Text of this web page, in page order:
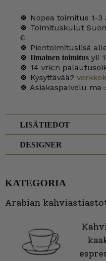
🍀 Nopea toimitus 1-3
🍀 Toimituskulut
€
🍀 Pientoimituslisä
🍀 Ilmainen toimitus yli
🍀 14 vrk:n
🍀 Kysyttävää?
🍀 Asiakaspalvelu
LISÄTIEDOT
DESIGNER
KATEGORIA
Arabian